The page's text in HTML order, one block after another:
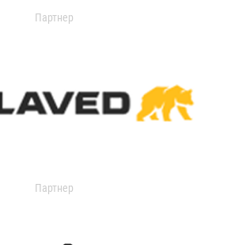
Партнер
Партнер